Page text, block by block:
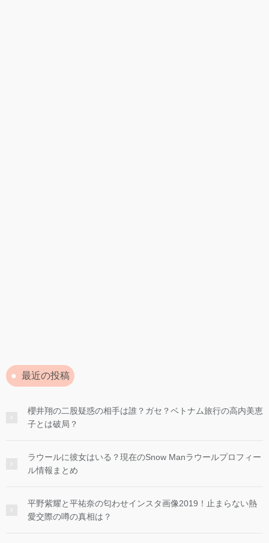
最近の投稿
櫻井翔の二股疑惑の相手は誰？ガセ？ベトナム旅行の高内美恵
子とは破局？
ラウールに彼女はいる？現在のSnow Manラウールプロフィー
ル情報まとめ
平野紫耀と平祐奈の匂わせインスタ画像2019！止まらない熱
愛交際の噂の真相は？